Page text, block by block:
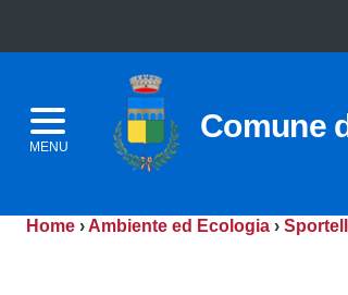
MENU
Comune
Home › Ambiente ed Ecologia ›